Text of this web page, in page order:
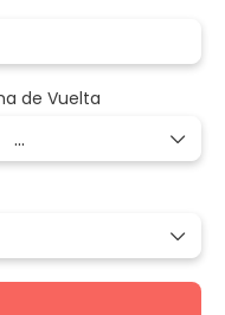
de Vuelta